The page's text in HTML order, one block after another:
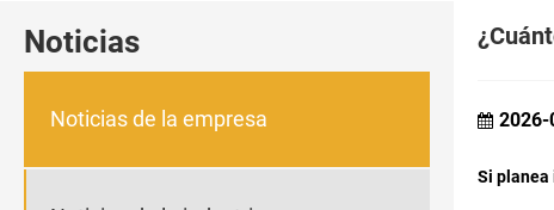
Noticias
Noticias de la empresa 2026-
Si planea